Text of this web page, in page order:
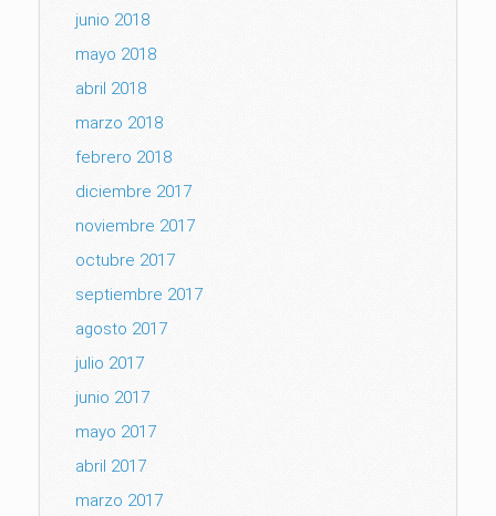
junio 2018
mayo 2018
abril 2018
marzo 2018
febrero 2018
diciembre 2017
noviembre 2017
octubre 2017
septiembre 2017
agosto 2017
julio 2017
junio 2017
mayo 2017
abril 2017
marzo 2017